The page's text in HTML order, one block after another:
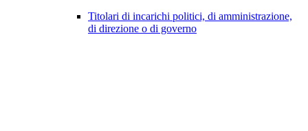
Titolari di incarichi politici, di amministrazione,
di direzione o di governo